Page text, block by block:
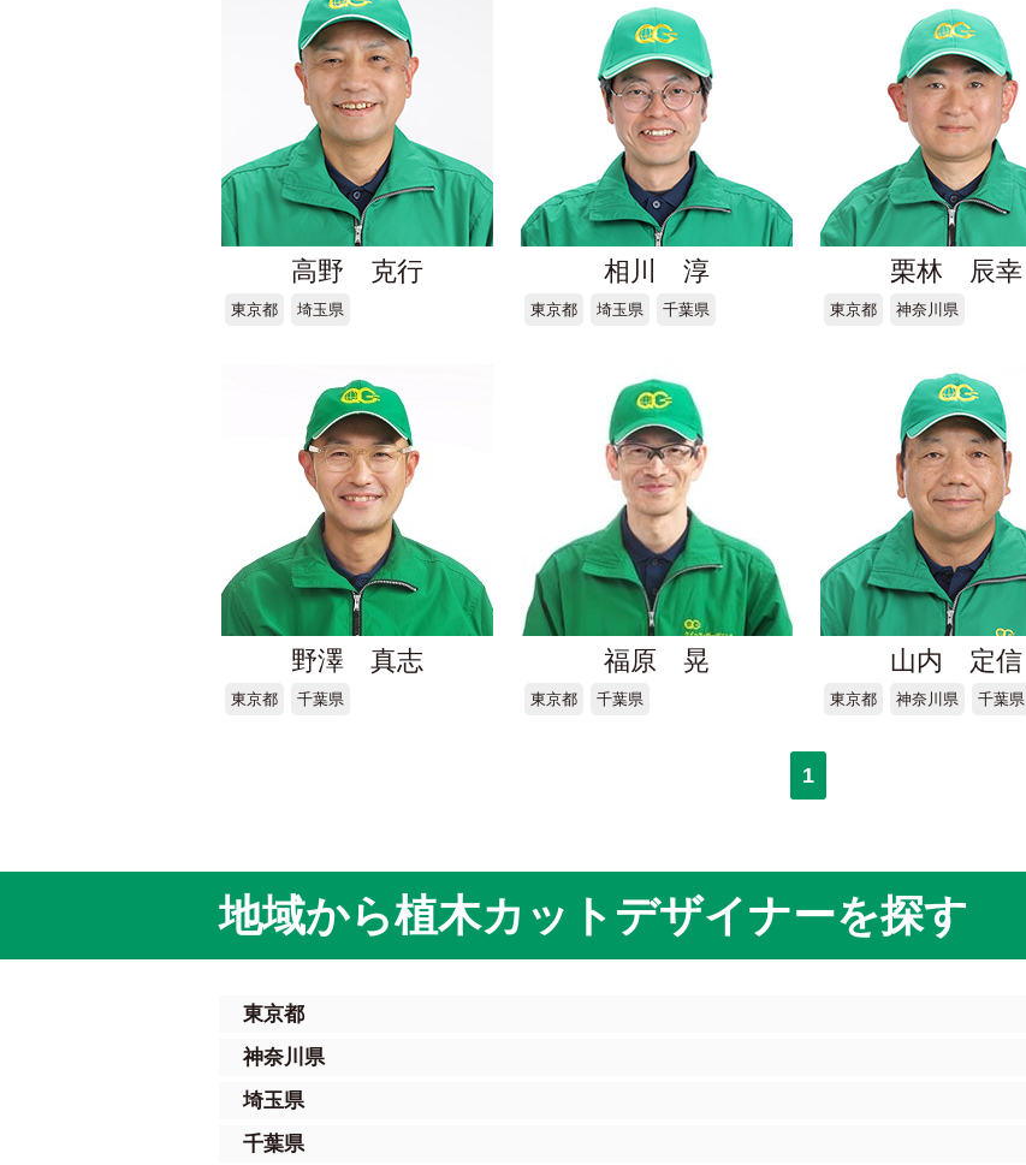
高野 克行
東京都 埼玉県
相川 淳
東京都 埼玉県 千葉県
栗林 辰幸
東京都 神奈川県
野澤 真志
東京都 千葉県
福原 晃
東京都 千葉県
山内 定信
東京都 神奈川県 千葉県
1
地域から植木カットデザイナーを探す
東京都
神奈川県
埼玉県
千葉県